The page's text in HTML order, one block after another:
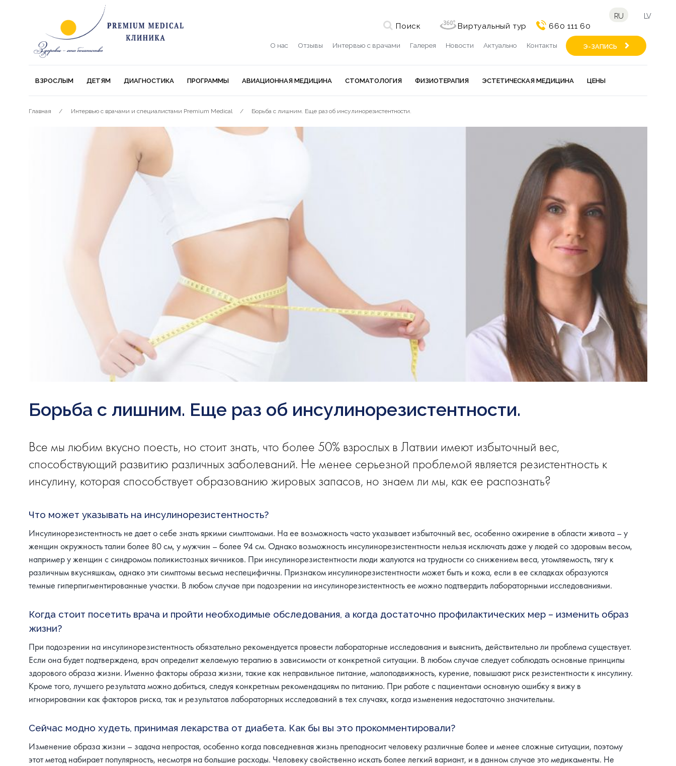
Поиск Виртуальный тур 660 111 60
RU LV
О нас Отзывы Интервью с врачами Галерея Новости Актуально Контакты Э-ЗАПИСЬ
ВЗРОСЛЫМ ДЕТЯМ ДИАГНОСТИКА ПРОГРАММЫ АВИАЦИОННАЯ МЕДИЦИНА СТОМАТОЛОГИЯ ФИЗИОТЕРАПИЯ ЭСТЕТИЧЕСКАЯ МЕДИЦИНА ЦЕНЫ
Главная Интервью с врачами и специалистами Premium Medical Борьба с лишним. Еще раз об инсулинорезистентности.
Борьба с лишним. Еще раз об инсулинорезистентности.
Все мы любим вкусно поесть, но стоит знать, что более 50% взрослых в Латвии имеют избыточный вес,
способствующий развитию различных заболеваний. Не менее серьезной проблемой является резистентность к
инсулину, которая способствует образованию жировых запасов, но знаем ли мы, как ее распознать?
Что может указывать на инсулинорезистентность?
Инсулинорезистентность не дает о себе знать яркими симптомами. На ее возможность часто указывает избыточный вес, особенно ожирение в области живота – у
женщин окружность талии более 80 см, у мужчин – более 94 см. Однако возможность инсулинорезистентности нельзя исключать даже у людей со здоровым весом,
например у женщин с синдромом поликистозных яичников. При инсулинорезистентности люди жалуются на трудности со снижением веса, утомляемость, тягу к
различным вкусняшкам, однако эти симптомы весьма неспецифичны. Признаком инсулинорезистентности может быть и кожа, если в ее складках образуются
темные гиперпигментированные участки. В любом случае при подозрении на инсулинорезистентность ее можно подтвердить лабораторными исследованиями.
Когда стоит посетить врача и пройти необходимые обследования, а когда достаточно профилактических мер – изменить образ
жизни?
При подозрении на инсулинорезистентность обязательно рекомендуется провести лабораторные исследования и выяснить, действительно ли проблема существует.
Если она будет подтверждена, врач определит желаемую терапию в зависимости от конкретной ситуации. В любом случае следует соблюдать основные принципы
здорового образа жизни. Именно факторы образа жизни, такие как неправильное питание, малоподвижность, курение, повышают риск резистентности к инсулину.
Кроме того, лучшего результата можно добиться, следуя конкретным рекомендациям по питанию. При работе с пациентами основную ошибку я вижу в
игнорировании как факторов риска, так и результатов лабораторных исследований в тех случаях, когда изменения недостаточно значительны.
Сейчас модно худеть, принимая лекарства от диабета. Как бы вы это прокомментировали?
Изменение образа жизни – задача непростая, особенно когда повседневная жизнь преподносит человеку различные более и менее сложные ситуации, поэтому
этот метод набирает популярность, несмотря на большие расходы. Человеку свойственно искать более легкий вариант, и в данном случае это медикаменты. Не